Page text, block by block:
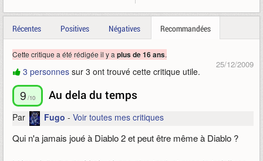
Récentes Positives Négatives Recommandées
25/12/2009
Cette critique a été rédigée il y a plus de 16 ans.
3 personnes sur 3 ont trouvé cette critique utile.
9 /10 Au dela du temps
Par Fugo -Voir toutes mes critiques
Qui n'a jamais joué à Diablo 2 et peut être même à Diablo ?